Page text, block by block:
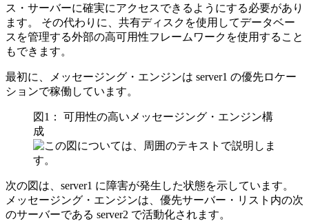
ス・サーバーに確実にアクセスできるようにする必要があり
ます。 その代わりに、共有ディスクを使用してデータベー
スを管理する外部の高可用性フレームワークを使用すること
もできます。
最初に、メッセージング・エンジンは server1 の優先ロケー
ションで稼働しています。
図1： 可用性の高いメッセージング・エンジン構
成
次の図は、server1 に障害が発生した状態を示しています。
メッセージング・エンジンは、優先サーバー・リスト内の次
のサーバーである server2 で活動化されます。